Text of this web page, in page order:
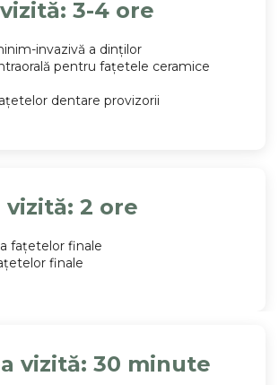
3-4 ore
invazivă a dinților
pentru fațetele ceramice
dentare provizorii
vizită: 2 ore
fațetelor finale
finale
vizită: 30 minute